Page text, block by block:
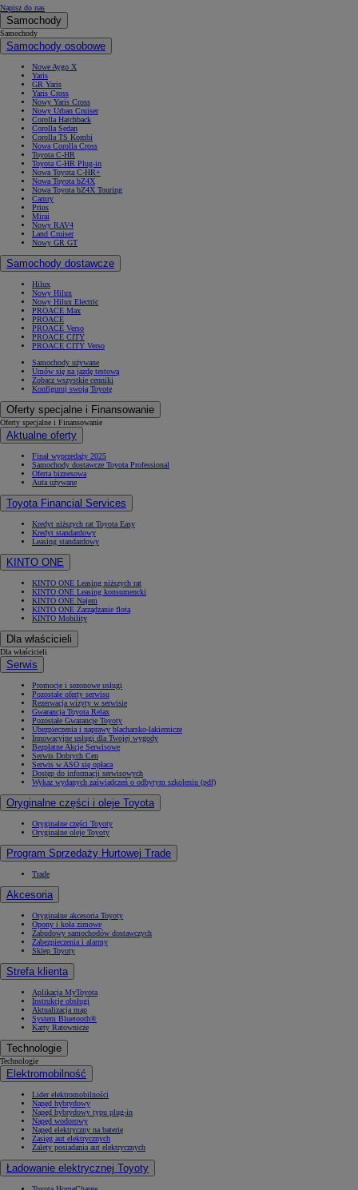
Napisz do nas
Samochody
Samochody
Samochody osobowe
Nowe Aygo X
Yaris
GR Yaris
Yaris Cross
Nowy Yaris Cross
Nowy Urban Cruiser
Corolla Hatchback
Corolla Sedan
Corolla TS Kombi
Nowa Corolla Cross
Toyota C-HR
Toyota C-HR Plug-in
Nowa Toyota C-HR+
Nowa Toyota bZ4X
Nowa Toyota bZ4X Touring
Camry
Prius
Mirai
Nowy RAV4
Land Cruiser
Nowy GR GT
Samochody dostawcze
Hilux
Nowy Hilux
Nowy Hilux Electric
PROACE Max
PROACE
PROACE Verso
PROACE CITY
PROACE CITY Verso
Samochody używane
Umów się na jazdę testową
Zobacz wszystkie cenniki
Konfiguruj swoją Toyotę
Oferty specjalne i Finansowanie
Oferty specjalne i Finansowanie
Aktualne oferty
Finał wyprzedaży 2025
Samochody dostawcze Toyota Professional
Oferta biznesowa
Auta używane
Toyota Financial Services
Kredyt niższych rat Toyota Easy
Kredyt standardowy
Leasing standardowy
KINTO ONE
KINTO ONE Leasing niższych rat
KINTO ONE Leasing konsumencki
KINTO ONE Najem
KINTO ONE Zarządzanie flotą
KINTO Mobility
Dla właścicieli
Dla właścicieli
Serwis
Promocje i sezonowe usługi
Pozostałe oferty serwisu
Rezerwacja wizyty w serwisie
Gwarancja Toyota Relax
Pozostałe Gwarancje Toyoty
Ubezpieczenia i naprawy blacharsko-lakiernicze
Innowacyjne usługi dla Twojej wygody
Bezpłatne Akcje Serwisowe
Serwis Dobrych Cen
Serwis w ASO się opłaca
Dostęp do informacji serwisowych
Wykaz wydanych zaświadczeń o odbytym szkoleniu (pdf)
Oryginalne części i oleje Toyota
Oryginalne części Toyoty
Oryginalne oleje Toyoty
Program Sprzedaży Hurtowej Trade
Trade
Akcesoria
Oryginalne akcesoria Toyoty
Opony i koła zimowe
Zabudowy samochodów dostawczych
Zabezpieczenia i alarmy
Sklep Toyoty
Strefa klienta
Aplikacja MyToyota
Instrukcje obsługi
Aktualizacja map
System Bluetooth®
Karty Ratownicze
Technologie
Technologie
Elektromobilność
Lider elektromobilności
Napęd hybrydowy
Napęd hybrydowy typu plug-in
Napęd wodorowy
Napęd elektryczny na baterię
Zasięg aut elektrycznych
Zalety posiadania aut elektrycznych
Ładowanie elektrycznej Toyoty